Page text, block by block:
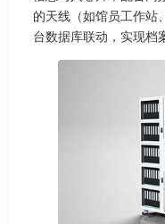
的天线（如馆员工作站
台数据库联动，实现档